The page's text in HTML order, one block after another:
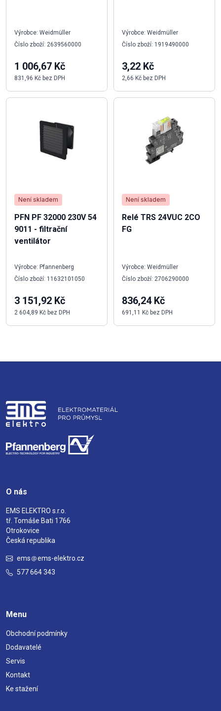
Výrobce: Weidmüller
Číslo zboží: 2639560000
1 006,67 Kč
831,96 Kč bez DPH
Není skladem
PFN PF 32000 230V 54
9011 - filtrační
ventilátor
Výrobce: Pfannenberg
Číslo zboží: 11632101050
3 151,92 Kč
2 604,89 Kč bez DPH
Výrobce: Weidmüller
Číslo zboží: 1919490000
3,22 Kč
2,66 Kč bez DPH
Není skladem
Relé TRS 24VUC 2CO
FG
Výrobce: Weidmüller
Číslo zboží: 2706290000
836,24 Kč
691,11 Kč bez DPH
O nás
EMS ELEKTRO s.r.o.
tř. Tomáše Bati 1766
Otrokovice
Česká republika
ems
ems-elektro.cz
577 664 343
Menu
Obchodní podmínky
Dodavatelé
Servis
Kontakt
Ke stažení